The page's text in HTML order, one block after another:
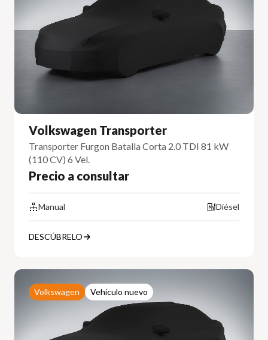
Volkswagen Transporter
Transporter Furgon Batalla Corta 2.0 TDI 81 kW
(110 CV) 6 Vel.
Precio a consultar
Manual Diésel
DESCÚBRELO
Volkswagen Vehículo nuevo